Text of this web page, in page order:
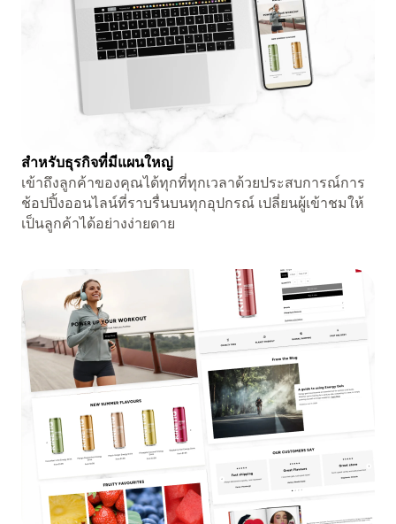
สำหรับธุรกิจที่มีแผนใหญ่
เข้าถึงลูกค้าของคุณได้ทุกที่ทุกเวลาด้วยประสบการณ์การ
ช้อปปิ้งออนไลน์ที่ราบรื่นบนทุกอุปกรณ์ เปลี่ยนผู้เข้าชมให้
เป็นลูกค้าได้อย่างง่ายดาย